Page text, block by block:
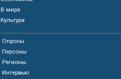
В мире
Культура
Опросы
Персоны
Регионы
Интервью